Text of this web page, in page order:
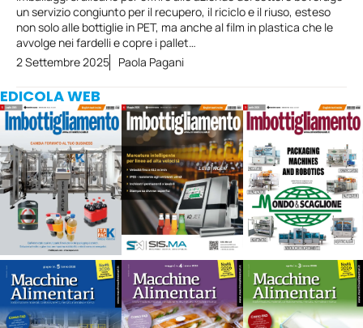
un servizio congiunto per il recupero, il riciclo e il riuso, esteso
non solo alle bottiglie in PET, ma anche al film in plastica che le
avvolge nei fardelli e copre i pallet…
2 Settembre 2025
Paola Pagani
EDICOLA WEB